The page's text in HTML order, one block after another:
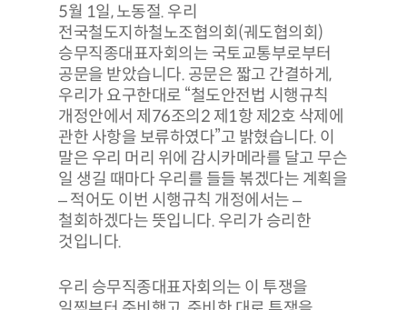
5월 1일, 노동절. 우리
전국철도지하철노조협의회(궤도협의회)
승무직종대표자회의는 국토교통부로부터
공문을 받았습니다. 공문은 짧고 간결하게,
우리가 요구한대로 “철도안전법 시행규칙
개정안에서 제76조의2 제1항 제2호 삭제에
관한 사항을 보류하였다”고 밝혔습니다. 이
말은 우리 머리 위에 감시카메라를 달고 무슨
일 생길 때마다 우리를 들들 볶겠다는 계획을
– 적어도 이번 시행규칙 개정에서는 –
철회하겠다는 뜻입니다. 우리가 승리한
것입니다.
우리 승무직종대표자회의는 이 투쟁을